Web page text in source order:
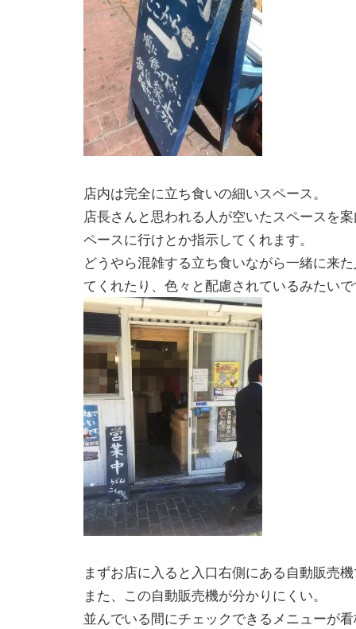
店内は完全に立ち食いの細いスペース。
店長さんと思われる人が空いたスペースを
ペースに行けとか指示してくれます。
どうやら混雑する立ち食いながら一緒に来
てくれたり、色々と配慮されているみたい
まずお店に入ると入口右側にある自動販売
また、この自動販売機が分かりにくい。
並んでいる間にチェックできるメニューが